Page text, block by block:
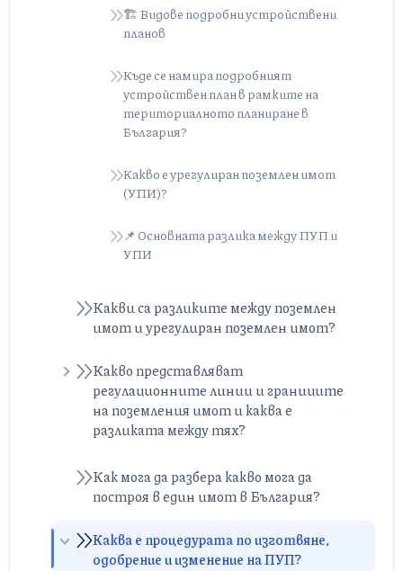
🏗️ Видове подробни устройствени
планов
Къде се намира подробният
устройствен план в рамките на
териториалното планиране в
България?
Какво е урегулиран поземлен имот
(УПИ)?
📌 Основната разлика между ПУП и
УПИ
Какви са разликите между поземлен
имот и урегулиран поземлен имот?
Какво представляват
регулационните линии и границите
на поземления имот и каква е
разликата между тях?
Граници на поземления имот
(имотни граници)
Регулационни линии
Как мога да разбера какво мога да
построя в един имот в България?
‍Каква е процедурата по изготвяне,
одобрение и изменение на ПУП?